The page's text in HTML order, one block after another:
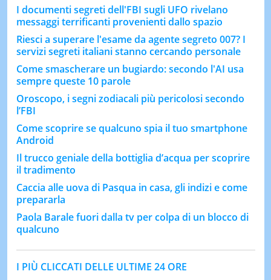
I documenti segreti dell'FBI sugli UFO rivelano
messaggi terrificanti provenienti dallo spazio
Riesci a superare l'esame da agente segreto 007? I
servizi segreti italiani stanno cercando personale
Come smascherare un bugiardo: secondo l'AI usa
sempre queste 10 parole
Oroscopo, i segni zodiacali più pericolosi secondo
l’FBI
Come scoprire se qualcuno spia il tuo smartphone
Android
Il trucco geniale della bottiglia d’acqua per scoprire
il tradimento
Caccia alle uova di Pasqua in casa, gli indizi e come
prepararla
Paola Barale fuori dalla tv per colpa di un blocco di
qualcuno
I PIÙ CLICCATI DELLE ULTIME 24 ORE